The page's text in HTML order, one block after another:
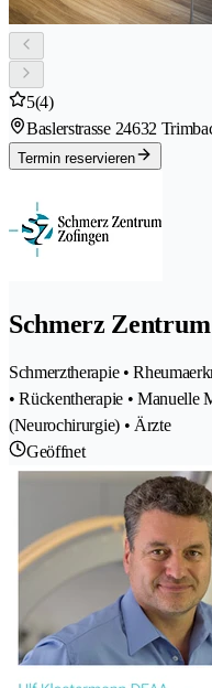
5(4)
Baslerstrasse 24632
Termin reservieren
Schmerz
Schmerztherapie •
• Rückentherapie • Manuelle
(Neurochirurgie) • Ärzte
Geöffnet